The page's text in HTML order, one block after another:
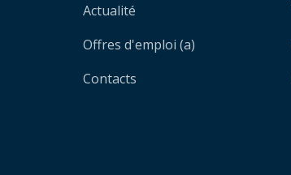
Actualité
Offres d'emploi (a)
Contacts